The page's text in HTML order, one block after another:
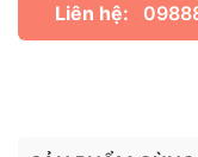
Liên hệ: